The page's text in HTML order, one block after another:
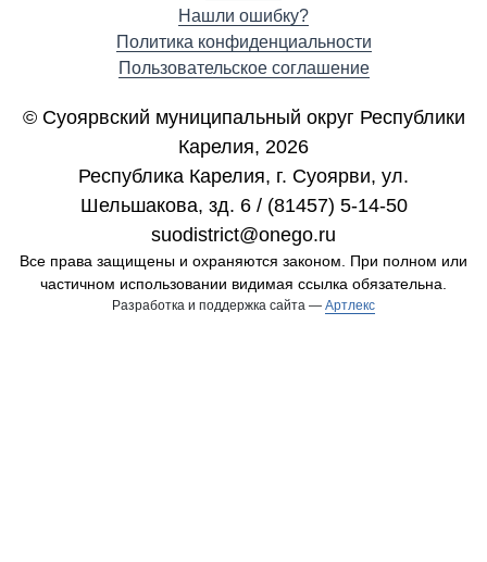
Нашли ошибку?
Политика конфиденциальности
Пользовательское соглашение
© Суоярвский муниципальный округ Республики
Карелия, 2026
Республика Карелия, г. Cуоярви, ул.
Шельшакова, зд. 6 / (81457) 5-14-50
suodistrict@onego.ru
Все права защищены и охраняются законом. При полном или
частичном использовании видимая ссылка обязательна.
Разработка и поддержка сайта — Артлекс